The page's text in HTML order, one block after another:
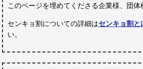
このページを埋めてくださる企業様、団体
センキョ割についての詳細はセンキョ割と
い。